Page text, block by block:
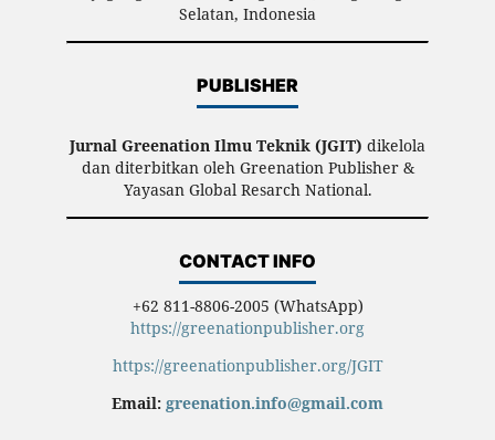
Selatan, Indonesia
PUBLISHER
Jurnal Greenation Ilmu Teknik (JGIT) dikelola
dan diterbitkan oleh Greenation Publisher &
Yayasan Global Resarch National.
CONTACT INFO
+62 811-8806-2005 (WhatsApp)
https://greenationpublisher.org
https://greenationpublisher.org/JGIT
Email: greenation.info@gmail.com